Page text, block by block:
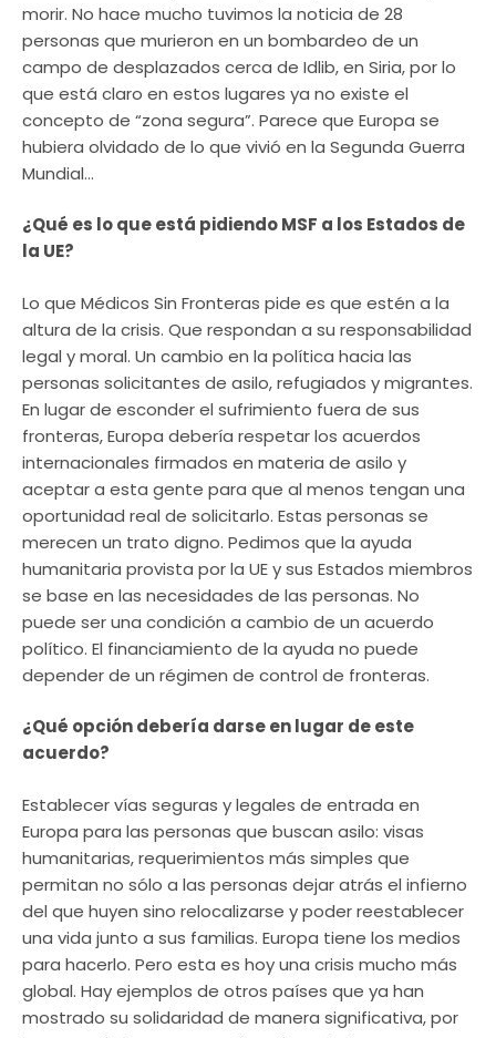
morir. No hace mucho tuvimos la noticia de 28
personas que murieron en un bombardeo de un
campo de desplazados cerca de Idlib, en Siria, por lo
que está claro en estos lugares ya no existe el
concepto de “zona segura”. Parece que Europa se
hubiera olvidado de lo que vivió en la Segunda Guerra
Mundial…
¿Qué es lo que está pidiendo MSF a los Estados de
la UE?
Lo que Médicos Sin Fronteras pide es que estén a la
altura de la crisis. Que respondan a su responsabilidad
legal y moral. Un cambio en la política hacia las
personas solicitantes de asilo, refugiados y migrantes.
En lugar de esconder el sufrimiento fuera de sus
fronteras, Europa debería respetar los acuerdos
internacionales firmados en materia de asilo y
aceptar a esta gente para que al menos tengan una
oportunidad real de solicitarlo. Estas personas se
merecen un trato digno. Pedimos que la ayuda
humanitaria provista por la UE y sus Estados miembros
se base en las necesidades de las personas. No
puede ser una condición a cambio de un acuerdo
político. El financiamiento de la ayuda no puede
depender de un régimen de control de fronteras.
¿Qué opción debería darse en lugar de este
acuerdo?
Establecer vías seguras y legales de entrada en
Europa para las personas que buscan asilo: visas
humanitarias, requerimientos más simples que
permitan no sólo a las personas dejar atrás el infierno
del que huyen sino relocalizarse y poder reestablecer
una vida junto a sus familias. Europa tiene los medios
para hacerlo. Pero esta es hoy una crisis mucho más
global. Hay ejemplos de otros países que ya han
mostrado su solidaridad de manera significativa, por